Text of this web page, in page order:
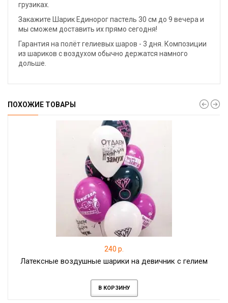
грузиках.
Закажите Шарик Единорог пастель 30 см до 9 вечера и
мы сможем доставить их прямо сегодня!
Гарантия на полёт гелиевых шаров - 3 дня. Композиции
из шариков с воздухом обычно держатся намного
дольше.
ПОХОЖИЕ ТОВАРЫ
240 р.
Латексные воздушные шарики на девичник с гелием
В КОРЗИНУ